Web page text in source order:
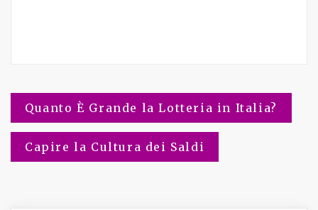
Navigazione
articoli
Quanto È Grande la Lotteria in Italia?
Capire la Cultura dei Saldi